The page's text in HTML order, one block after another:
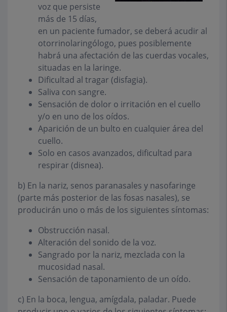
voz que persiste
más de 15 días,
en un paciente fumador, se deberá acudir al
otorrinolaringólogo, pues posiblemente
habrá una afectación de las cuerdas vocales,
situadas en la laringe.
Dificultad al tragar (disfagia).
Saliva con sangre.
Sensación de dolor o irritación en el cuello
y/o en uno de los oídos.
Aparición de un bulto en cualquier área del
cuello.
Solo en casos avanzados, dificultad para
respirar (disnea).
b) En la nariz, senos paranasales y nasofaringe
(parte más posterior de las fosas nasales), se
producirán uno o más de los siguientes síntomas:
Obstrucción nasal.
Alteración del sonido de la voz.
Sangrado por la nariz, mezclada con la
mucosidad nasal.
Sensación de taponamiento de un oído.
c) En la boca, lengua, amígdala, paladar. Puede